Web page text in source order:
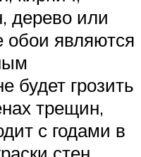
дерево или
обои являются
будет грозить
трещин,
с годами в